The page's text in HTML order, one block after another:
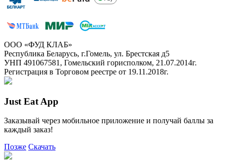
ООО «ФУД КЛАБ»
Республика Беларусь, г.Гомель, ул. Брестская д5
УНП 491067581, Гомельский горисполком, 21.07.2014г.
Регистрация в Торговом реестре от 19.11.2018г.
Just Eat App
Заказывай через мобильное приложение и получай баллы за
каждый заказ!
Позже Скачать